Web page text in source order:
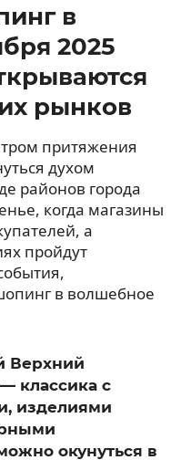
в
2025
рынков
притяжения
духом
районов города
когда магазины
а
пройдут
в волшебное
Верхний
классика с
изделиями
окунуться в